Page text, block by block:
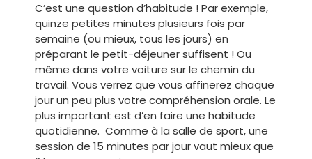
C’est une question d’habitude ! Par exemple,
quinze petites minutes plusieurs fois par
semaine (ou mieux, tous les jours) en
préparant le petit-déjeuner suffisent ! Ou
même dans votre voiture sur le chemin du
travail. Vous verrez que vous affinerez chaque
jour un peu plus votre compréhension orale. Le
plus important est d’en faire une habitude
quotidienne. Comme à la salle de sport, une
session de 15 minutes par jour vaut mieux que